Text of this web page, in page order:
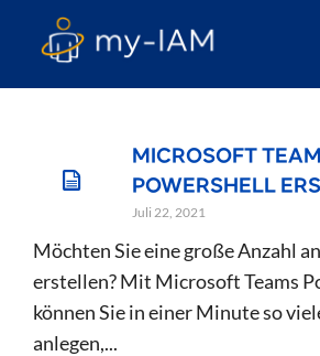
MICROSOFT
POWERSHELL
Juli 22, 2021
Möchten Sie eine große Anzahl
erstellen? Mit Microsoft Teams
können Sie in einer Minute so
anlegen,...